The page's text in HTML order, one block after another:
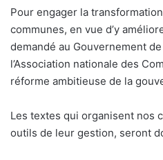
Pour engager la
communes, en vue d’y
demandé au Gouvernement
l’Association nationale des
réforme ambitieuse de la
Les textes qui organisent nos
outils de leur gestion, seront